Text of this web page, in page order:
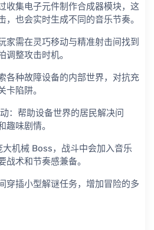
收集电子元件制作合成器模块，这
，也会实时生成不同的音乐节奏。
家需在灵巧移动与精准射击间找到
调整攻击时机。
各种故障设备的内部世界，对抗充
卡陷阱。
：帮助设备世界的居民解决问
趣味剧情。
机械 Boss，战斗中会加入音乐
战术和节奏感兼备。
穿插小型解谜任务，增加冒险的多